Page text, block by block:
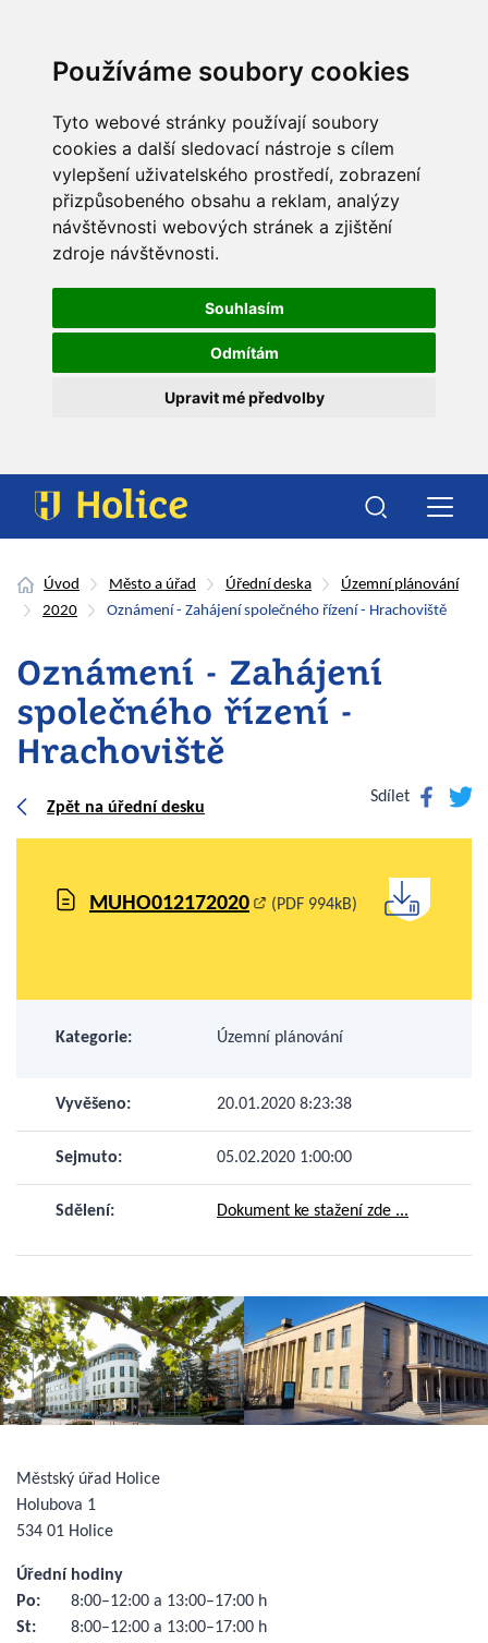
Používáme soubory cookies
Tyto webové stránky používají soubory
cookies a další sledovací nástroje s cílem
vylepšení uživatelského prostředí, zobrazení
přizpůsobeného obsahu a reklam, analýzy
návštěvnosti webových stránek a zjištění
zdroje návštěvnosti.
Souhlasím
Odmítám
Upravit mé předvolby
Úvod Město a úřad Úřední deska
Územní plánování
2020
Oznámení - Zahájení společného řízení - Hrachoviště
Oznámení - Zahájení
společného řízení -
Hrachoviště
Zpět na úřední desku
Sdílet Facebook
MUHO012172020 (PDF 994kB)
Kategorie: Územní plánování
Vyvěšeno: 20.01.2020 8:23:38
Sejmuto: 05.02.2020 1:00:00
Sdělení: Dokument ke stažení zde ...
Městský úřad Holice
Holubova 1
534 01 Holice
Úřední hodiny
Po:
8:00–12:00 a 13:00–17:00 h
St:
8:00–12:00 a 13:00–17:00 h